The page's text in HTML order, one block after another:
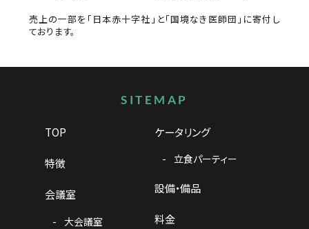
売上の一部を「日本赤十字社」と「国境なき医師団」に寄付し
ております。
サイトマップ
SITEMAP
TOP
特徴
会議室
大会議室
ケータリング
立食パーティー
設備・備品
料金